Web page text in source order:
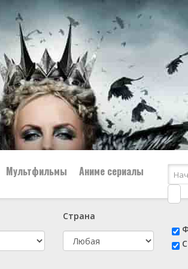
👨‍✈️ Военный
🕵️‍♂️ Детектив
Мультфильмы Аниме сериалы
Страна